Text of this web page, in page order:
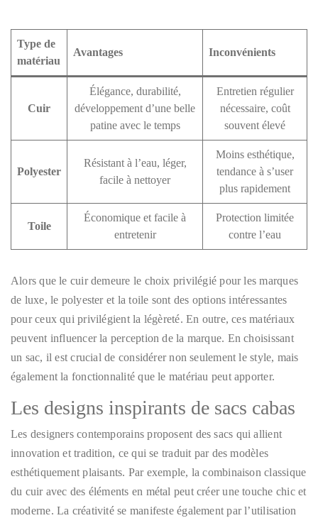
Type de
matériau
Avantages Inconvénients
Cuir
Élégance, durabilité,
développement d’une belle
patine avec le temps
Entretien régulier
nécessaire, coût
souvent élevé
Polyester
Résistant à l’eau, léger,
facile à nettoyer
Moins esthétique,
tendance à s’user
plus rapidement
Toile
Économique et facile à
entretenir
Protection limitée
contre l’eau
Alors que le cuir demeure le choix privilégié pour les marques
de luxe, le polyester et la toile sont des options intéressantes
pour ceux qui privilégient la légèreté. En outre, ces matériaux
peuvent influencer la perception de la marque. En choisissant
un sac, il est crucial de considérer non seulement le style, mais
également la fonctionnalité que le matériau peut apporter.
Les designs inspirants de sacs cabas
Les designers contemporains proposent des sacs qui allient
innovation et tradition, ce qui se traduit par des modèles
esthétiquement plaisants. Par exemple, la combinaison classique
du cuir avec des éléments en métal peut créer une touche chic et
moderne. La créativité se manifeste également par l’utilisation